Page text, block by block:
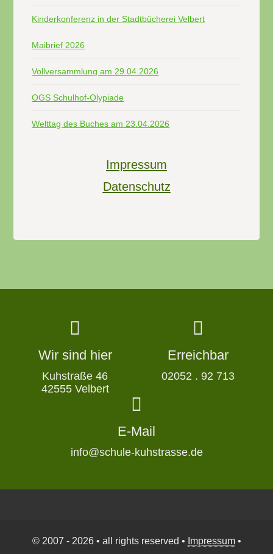
Kinderkonferenz in der Stadtbücherei Velbert
Maibrief 2026
Vollversammlung am 29.04.2026
OGS Schulhof-Olypiade
Welttag des Buches am 23.04.2026
Impressum
Datenschutz
Wir sind hier
Kuhstraße 46
42555 Velbert
Erreichbar
02052 . 92 713
E-Mail
info@schule-kuhstrasse.de
© 2007 - 2026 • all rights reserved • Impressum•